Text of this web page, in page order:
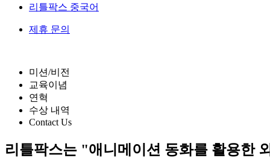
리틀팍스 중국어
제휴 문의
미션/비전
교육이념
연혁
수상 내역
Contact Us
리틀팍스는 "애니메이션 동화를 활용한